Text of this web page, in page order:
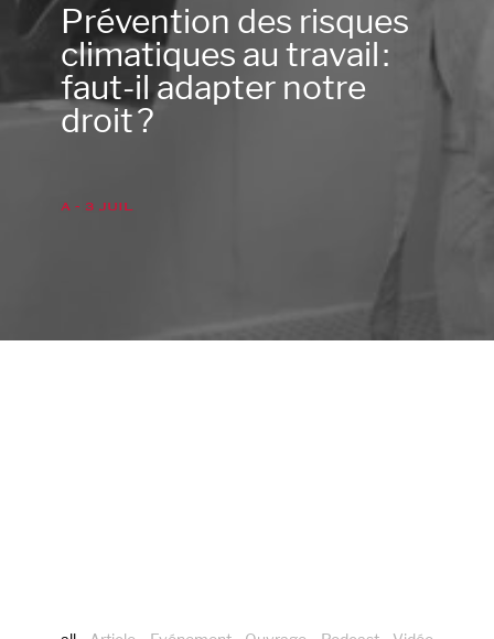
0
Prévention des risques
climatiques au travail :
faut-il adapter notre
droit ?
A - 3 JUIL